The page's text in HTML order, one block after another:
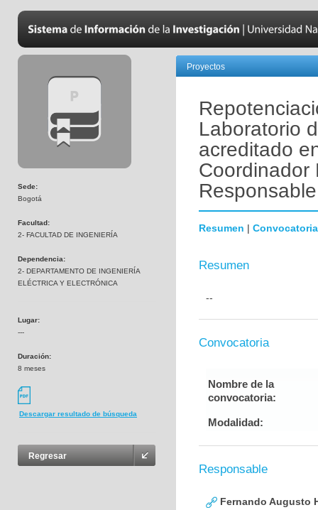
Sede:
Bogotá
Facultad:
2- FACULTAD DE INGENIERÍA
Dependencia:
2- DEPARTAMENTO DE INGENIERÍA
ELÉCTRICA Y ELECTRÓNICA
Lugar:
---
Duración:
8 meses
Descargar resultado de búsqueda
Regresar
Proyectos
Laboratorio
acreditado
Coordinador
Resumen | Convocatoria
Resumen
--
Convocatoria
Nombre de la
convocatoria:
Modalidad:
Responsable
Fernando Augusto